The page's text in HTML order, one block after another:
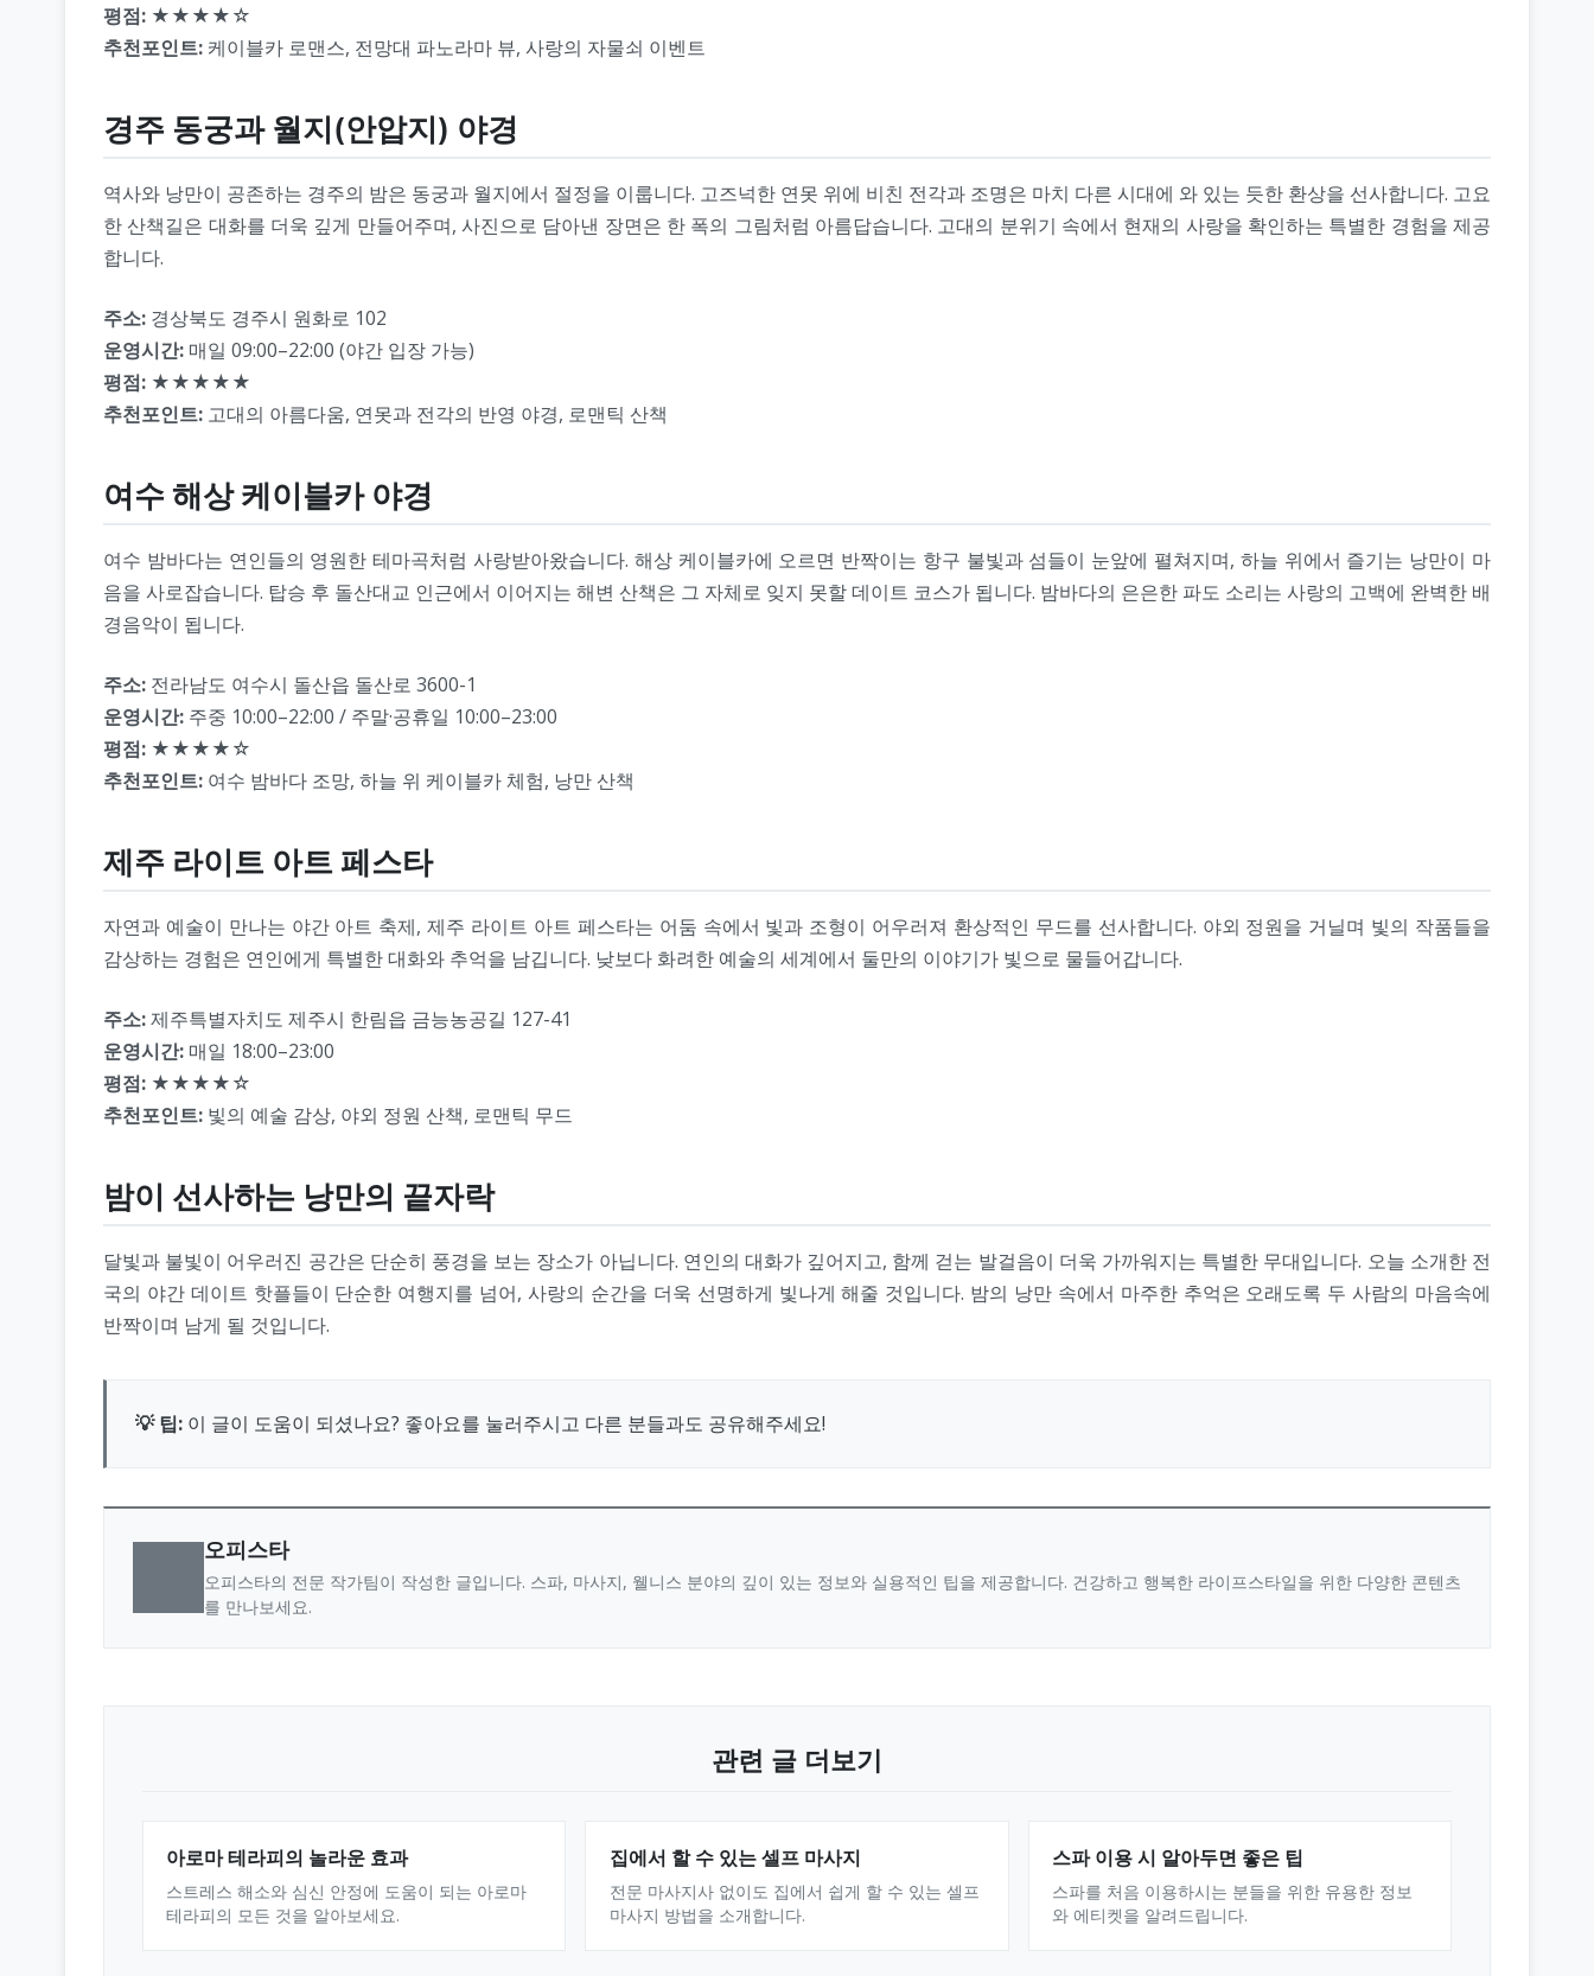
평점: ★★★★☆
추천포인트: 케이블카 로맨스, 전망대 파노라마 뷰, 사랑의 자물쇠 이벤트
경주 동궁과 월지(안압지) 야경
역사와 낭만이 공존하는 경주의 밤은 동궁과 월지에서 절정을 이룹니다. 고즈넉한 연못 위에 비친 전각과 조명은 마치 다른 시대에 와 있는 듯한 환상을 선사합니다. 고요
한 산책길은 대화를 더욱 깊게 만들어주며, 사진으로 담아낸 장면은 한 폭의 그림처럼 아름답습니다. 고대의 분위기 속에서 현재의 사랑을 확인하는 특별한 경험을 제공
합니다.
주소: 경상북도 경주시 원화로 102
운영시간: 매일 09:00–22:00 (야간 입장 가능)
평점: ★★★★★
추천포인트: 고대의 아름다움, 연못과 전각의 반영 야경, 로맨틱 산책
여수 해상 케이블카 야경
여수 밤바다는 연인들의 영원한 테마곡처럼 사랑받아왔습니다. 해상 케이블카에 오르면 반짝이는 항구 불빛과 섬들이 눈앞에 펼쳐지며, 하늘 위에서 즐기는 낭만이 마
음을 사로잡습니다. 탑승 후 돌산대교 인근에서 이어지는 해변 산책은 그 자체로 잊지 못할 데이트 코스가 됩니다. 밤바다의 은은한 파도 소리는 사랑의 고백에 완벽한 배
경음악이 됩니다.
주소: 전라남도 여수시 돌산읍 돌산로 3600-1
운영시간: 주중 10:00–22:00 / 주말·공휴일 10:00–23:00
평점: ★★★★☆
추천포인트: 여수 밤바다 조망, 하늘 위 케이블카 체험, 낭만 산책
제주 라이트 아트 페스타
자연과 예술이 만나는 야간 아트 축제, 제주 라이트 아트 페스타는 어둠 속에서 빛과 조형이 어우러져 환상적인 무드를 선사합니다. 야외 정원을 거닐며 빛의 작품들을
감상하는 경험은 연인에게 특별한 대화와 추억을 남깁니다. 낮보다 화려한 예술의 세계에서 둘만의 이야기가 빛으로 물들어갑니다.
주소:제주특별자치도 제주시 한림읍 금능농공길 127-41
운영시간: 매일 18:00–23:00
평점: ★★★★☆
추천포인트: 빛의 예술 감상, 야외 정원 산책, 로맨틱 무드
밤이 선사하는 낭만의 끝자락
달빛과 불빛이 어우러진 공간은 단순히 풍경을 보는 장소가 아닙니다. 연인의 대화가 깊어지고, 함께 걷는 발걸음이 더욱 가까워지는 특별한 무대입니다. 오늘 소개한 전
국의 야간 데이트 핫플들이 단순한 여행지를 넘어, 사랑의 순간을 더욱 선명하게 빛나게 해줄 것입니다. 밤의 낭만 속에서 마주한 추억은 오래도록 두 사람의 마음속에
반짝이며 남게 될 것입니다.
💡 팁: 이 글이 도움이 되셨나요? 좋아요를 눌러주시고 다른 분들과도 공유해주세요!
오피스타
오피스타의 전문 작가팀이 작성한 글입니다. 스파, 마사지, 웰니스 분야의 깊이 있는 정보와 실용적인 팁을 제공합니다. 건강하고 행복한 라이프스타일을 위한 다양한 콘텐츠
를 만나보세요.
관련 글 더보기
아로마 테라피의 놀라운 효과
스트레스 해소와 심신 안정에 도움이 되는 아로마
테라피의 모든 것을 알아보세요.
집에서 할 수 있는 셀프 마사지
전문 마사지사 없이도 집에서 쉽게 할 수 있는 셀프
마사지 방법을 소개합니다.
스파 이용 시 알아두면 좋은 팁
스파를 처음 이용하시는 분들을 위한 유용한 정보
와 에티켓을 알려드립니다.